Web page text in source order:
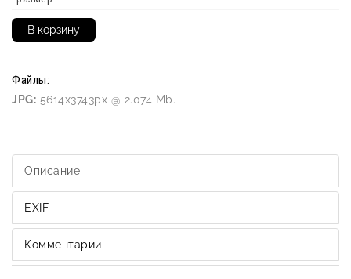
Файлы:
JPG: 5614x3743px @ 2.074 Mb.
Описание
EXIF
Комментарии